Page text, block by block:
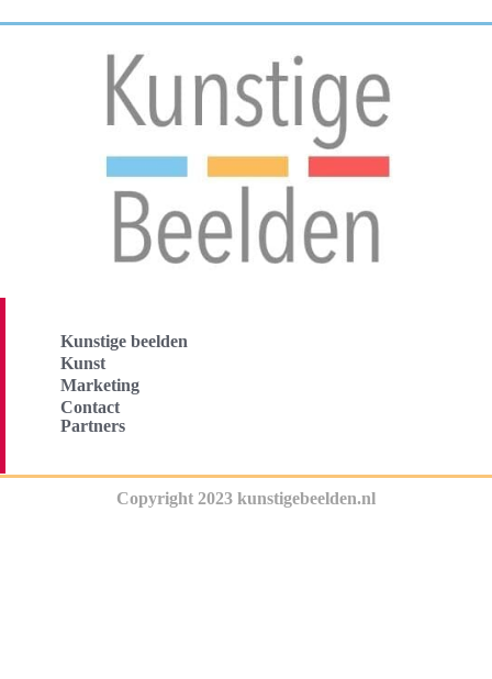
Kunstige beelden
Kunst
Marketing
Contact
Partners
Copyright 2023 kunstigebeelden.nl